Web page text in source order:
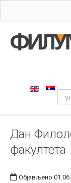
Упис
Уметност
Издаваштво
Библиотека
Дан
факултета
Објављено